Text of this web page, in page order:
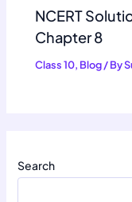
NCERT
Chapter 8
Class 10, Blog/ By
Search